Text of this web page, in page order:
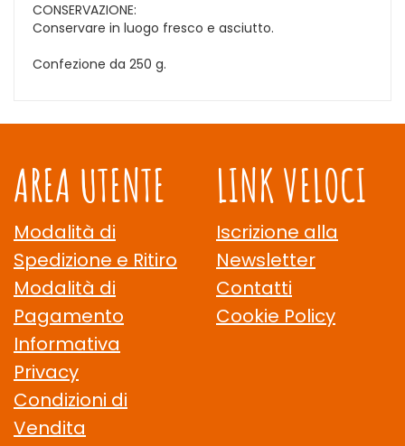
CONSERVAZIONE:
Conservare in luogo fresco e asciutto.
Confezione da 250 g.
AREA UTENTE
Modalità di
Spedizione e Ritiro
Modalità di
Pagamento
Informativa
Privacy
Condizioni di
Vendita
LINK VELOCI
Iscrizione alla
Newsletter
Contatti
Cookie Policy